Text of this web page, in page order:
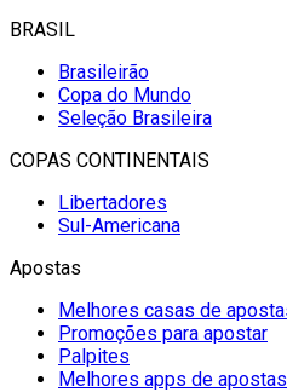
BRASIL
Brasileirão
Copa do Mundo
Seleção Brasileira
COPAS CONTINENTAIS
Libertadores
Sul-Americana
Apostas
Melhores casas de
Promoções para apostar
Palpites
Melhores apps de apostas